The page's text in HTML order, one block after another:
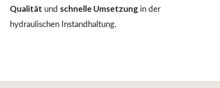
Qualität und schnelle Umsetzung in der
hydraulischen Instandhaltung.